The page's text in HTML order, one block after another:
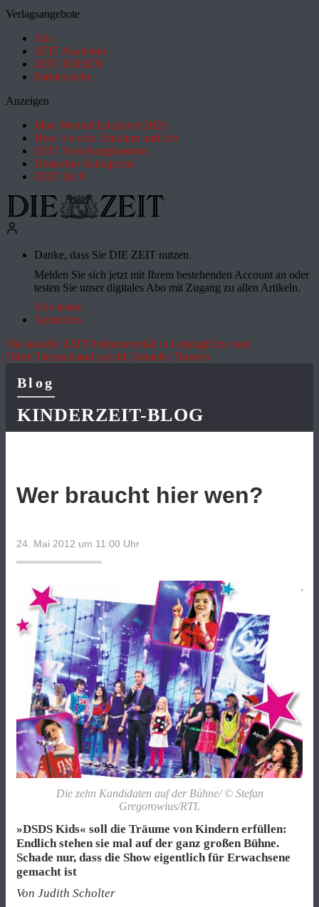
Verlagsangebote
Abo
ZEIT Akademie
ZEIT REISEN
Partnersuche
Anzeigen
Most Wanted Employer 2026
How it works: Studium und Job
ZEIT Forschungskosmos
Deutsches Schulportal
ZEIT für X
Danke, dass Sie DIE ZEIT nutzen.
Melden Sie sich jetzt mit Ihrem bestehenden Account an oder
testen Sie unser digitales Abo mit Zugang zu allen Artikeln.
Abo testen
Anmelden
Die aktuelle ZEITDrohnenvorfall in LeipzigHitze und
Dürre"Deutschland spricht"Aktuelle Themen
Blog
KINDERZEIT-BLOG
Wer braucht hier wen?
24. Mai 2012 um 11:00 Uhr
Die zehn Kandidaten auf der Bühne/ © Stefan
Gregorowius/RTL
»DSDS Kids« soll die Träume von Kindern erfüllen:
Endlich stehen sie mal auf der ganz großen Bühne.
Schade nur, dass die Show eigentlich für Erwachsene
gemacht ist
Von Judith Scholter